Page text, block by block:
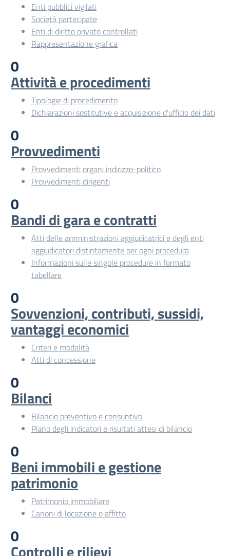
Enti pubblici vigilati
Società partecipate
Enti di diritto privato controllati
Rappresentazione grafica
0
Attività e procedimenti
Tipologie di procedimento
Dichiarazioni sostitutive e acquisizione d'ufficio dei dati
0
Provvedimenti
Provvedimenti organi indirizzo-politico
Provvedimenti dirigenti
0
Bandi di gara e contratti
Atti delle amministrazioni aggiudicatrici e degli enti
aggiudicatori distintamente per ogni procedura
Informazioni sulle singole procedure in formato
tabellare
0
Sovvenzioni, contributi, sussidi,
vantaggi economici
Criteri e modalità
Atti di concessione
0
Bilanci
Bilancio preventivo e consuntivo
Piano degli indicatori e risultati attesi di bilancio
0
Beni immobili e gestione
patrimonio
Patrimonio immobiliare
Canoni di locazione o affitto
0